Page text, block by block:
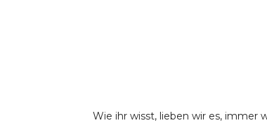
Wie ihr wisst, lieben wir es, immer